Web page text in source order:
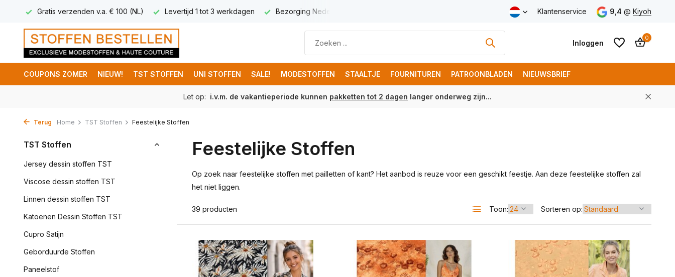
Levertijd 1 tot 3 werkdagen Bezorging Nederland € 5,95 Gratis verzenden v.a. € 100 (NL) Klantenservice 9,4 @ Kiyoh
Inloggen
0
COUPONS ZOMER NIEUW! TST STOFFEN UNI STOFFEN SALE! MODESTOFFEN STAALTJE FOURNITUREN PATROONBLADEN NIEUWSBRIEF
Let op: i.v.m. de vakantieperiode kunnen pakketten tot 2 dagen langer onderweg zijn...
Terug Home TST Stoffen Feestelijke Stoffen
TST Stoffen
Jersey dessin stoffen TST
Viscose dessin stoffen TST
Linnen dessin stoffen TST
Katoenen Dessin Stoffen TST
Cupro Satijn
Geborduurde Stoffen
Paneelstof
Feestelijke Stoffen
Op zoek naar feestelijke stoffen met pailletten of kant? Het aanbod is reuze voor een geschikt feestje. Aan deze feestelijke stoffen zal
het niet liggen.
39 producten Toon: Sorteren op: